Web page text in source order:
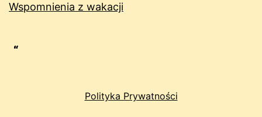
Wspomnienia z wakacji
Polityka Prywatności